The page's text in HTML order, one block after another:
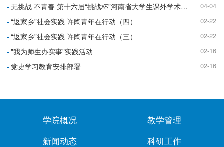
无挑战 不青春 第十六届“挑战杯”河南省大学生课外学术科技作品竞赛上线啦~ 04-04
“返家乡”社会实践 许陶青年在行动（四） 02-22
“返家乡”社会实践 许陶青年在行动（三） 02-22
"我为师生办实事"实践活动 02-16
党史学习教育安排部署 02-16
学院概况
新闻动态
教学管理
科研工作